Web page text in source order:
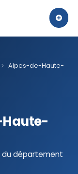
Alpes-de-Haute-
du département